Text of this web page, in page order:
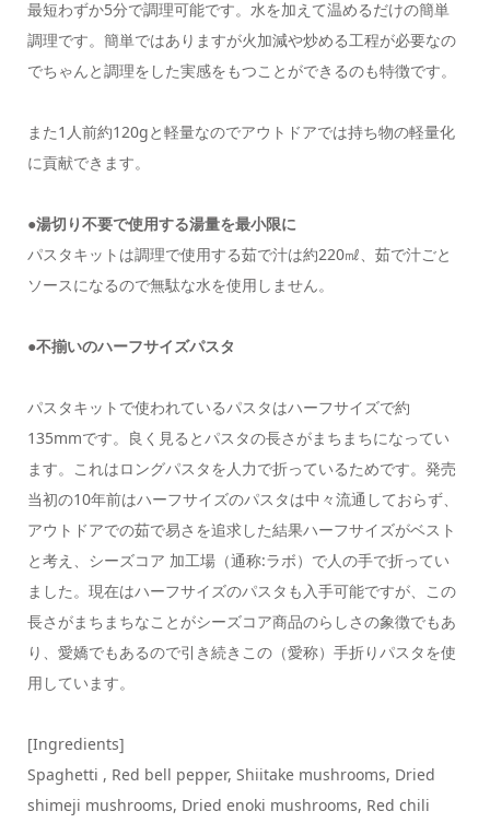
最短わずか5分で調理可能です。水を加えて温めるだけの簡単
調理です。簡単ではありますが火加減や炒める工程が必要なの
でちゃんと調理をした実感をもつことができるのも特徴です。
また1人前約120gと軽量なのでアウトドアでは持ち物の軽量化
に貢献できます。
●湯切り不要で使用する湯量を最小限に
パスタキットは調理で使用する茹で汁は約220㎖、茹で汁ごと
ソースになるので無駄な水を使用しません。
●不揃いのハーフサイズパスタ
パスタキットで使われているパスタはハーフサイズで約
135mmです。良く見るとパスタの長さがまちまちになってい
ます。これはロングパスタを人力で折っているためです。発売
当初の10年前はハーフサイズのパスタは中々流通しておらず、
アウトドアでの茹で易さを追求した結果ハーフサイズがベスト
と考え、シーズコア 加工場（通称:ラボ）で人の手で折ってい
ました。現在はハーフサイズのパスタも入手可能ですが、この
長さがまちまちなことがシーズコア商品のらしさの象徴でもあ
り、愛嬌でもあるので引き続きこの（愛称）手折りパスタを使
用しています。
[Ingredients]
Spaghetti , Red bell pepper, Shiitake mushrooms, Dried
shimeji mushrooms, Dried enoki mushrooms, Red chili